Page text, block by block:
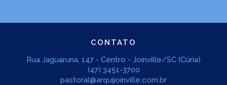
CONTATO
Rua Jaguaruna, 147 - Centro - Joinville/SC (Cúria)
(47) 3451-3700
pastoral@arquijoinville.com.br